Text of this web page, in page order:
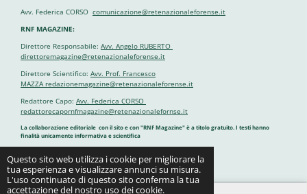
Questo sito web utilizza i cookie per migliorare la
tua esperienza e visualizzare annunci su misura.
L'uso continuato di questo sito conferma la tua
accettazione del nostro uso dei cookie.
Avv. Federica CORSO comunicazione@retenazionaleforense.it
RNF MAGAZINE:
Direttore Responsabile: Avv. Angelo RUBERTO
direttoremagazine@retenazionaleforense.it
Direttore Scientifico: Avv. Prof. Francesco
MAZZA redazionemagazine@retenazionaleforense.it
Redattore Capo: Avv. Federica CORSO
redattorecapornfmagazine@retenazionalefornse.it
La collaborazione editoriale con il sito e con "RNF Magazine" è a titolo gratuito. I testi hanno
finalità unicamente informativa e scientifica
Fornito daWebador